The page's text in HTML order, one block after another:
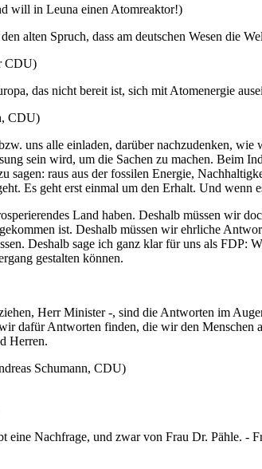
will in Leuna einen Atomreaktor!)
alten Spruch, dass am deutschen Wesen die
CDU)
das nicht bereit ist, sich mit Atomenergie
CDU)
uns alle einladen, darüber nachzudenken,
sein wird, um die Sachen zu machen. Beim
sagen: raus aus der fossilen Energie,
Es geht erst einmal um den Erhalt. Und wenn
Land haben. Deshalb müssen wir
ist. Deshalb müssen wir ehrliche
Deshalb sage ich ganz klar für uns als FDP:
gestalten können.
Herr Minister -, sind die Antworten im
dafür Antworten finden, die wir den
Herren.
Schumann, CDU)
eine Nachfrage, und zwar von Frau Dr. Pähle. -